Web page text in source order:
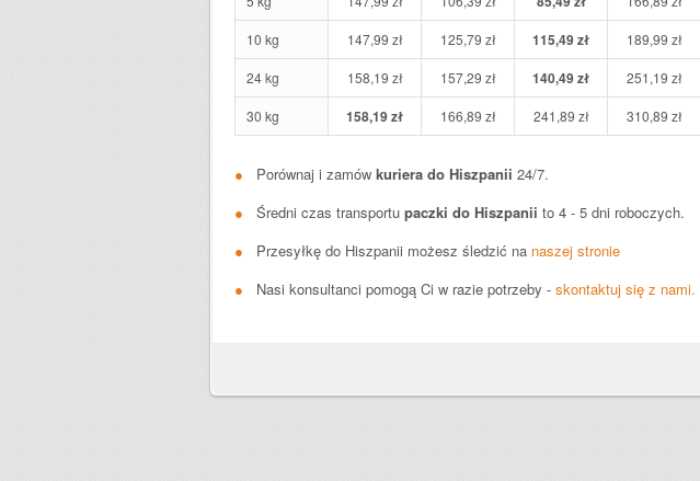
10 kg 147,99 zł 125,79 zł 115,49 zł 189,99 zł
24 kg 158,19 zł 157,29 zł 140,49 zł 251,19 zł
30 kg 158,19 zł 166,89 zł 241,89 zł 310,89 zł
Porównaj i zamów kuriera do Hiszpanii 24/7.
Średni czas transportu paczki do Hiszpanii to 4 - 5 dni roboczych.
Przesyłkę do Hiszpanii możesz śledzić na naszej stronie
Nasi konsultanci pomogą Ci w razie potrzeby - skontaktuj się z nami.